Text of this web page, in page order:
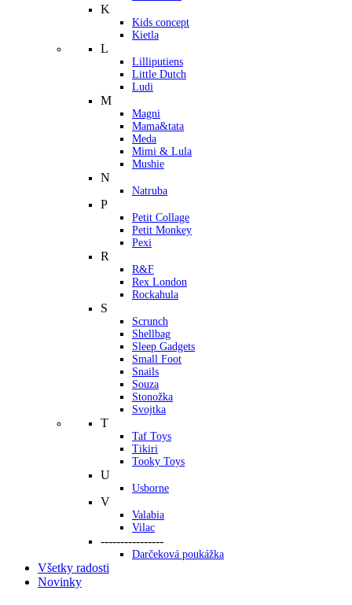
K
Kids concept
Kietla
L
Lilliputiens
Little Dutch
Ludi
M
Magni
Mama&tata
Meda
Mimi & Lula
Mushie
N
Natruba
P
Petit Collage
Petit Monkey
Pexi
R
R&F
Rex London
Rockahula
S
Scrunch
Shellbag
Sleep Gadgets
Small Foot
Snails
Souza
Stonožka
Svojtka
T
Taf Toys
Tikiri
Tooky Toys
U
Usborne
V
Valabia
Vilac
----------------
Darčeková poukážka
Všetky radosti
Novinky